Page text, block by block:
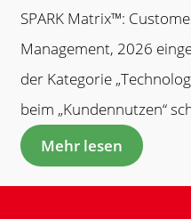
SPARK Matrix™:
Management, 2026
der Kategorie
beim „Kundennutzen“
hervorragend ab.
Mehr lesen